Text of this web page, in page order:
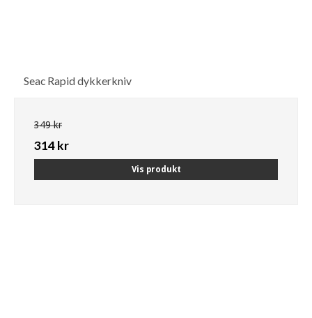
Seac Rapid dykkerkniv
349 kr
314 kr
Vis produkt